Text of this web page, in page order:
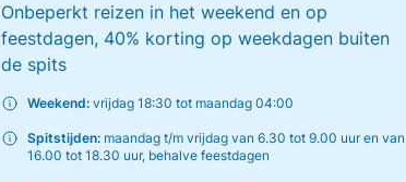
Onbeperkt reizen in het weekend en op
feestdagen, 40% korting op weekdagen buiten
de spits
Weekend: vrijdag 18:30 tot maandag 04:00
Spitstijden: maandag t/m vrijdag van 6.30 tot 9.00 uur en van
16.00 tot 18.30 uur, behalve feestdagen